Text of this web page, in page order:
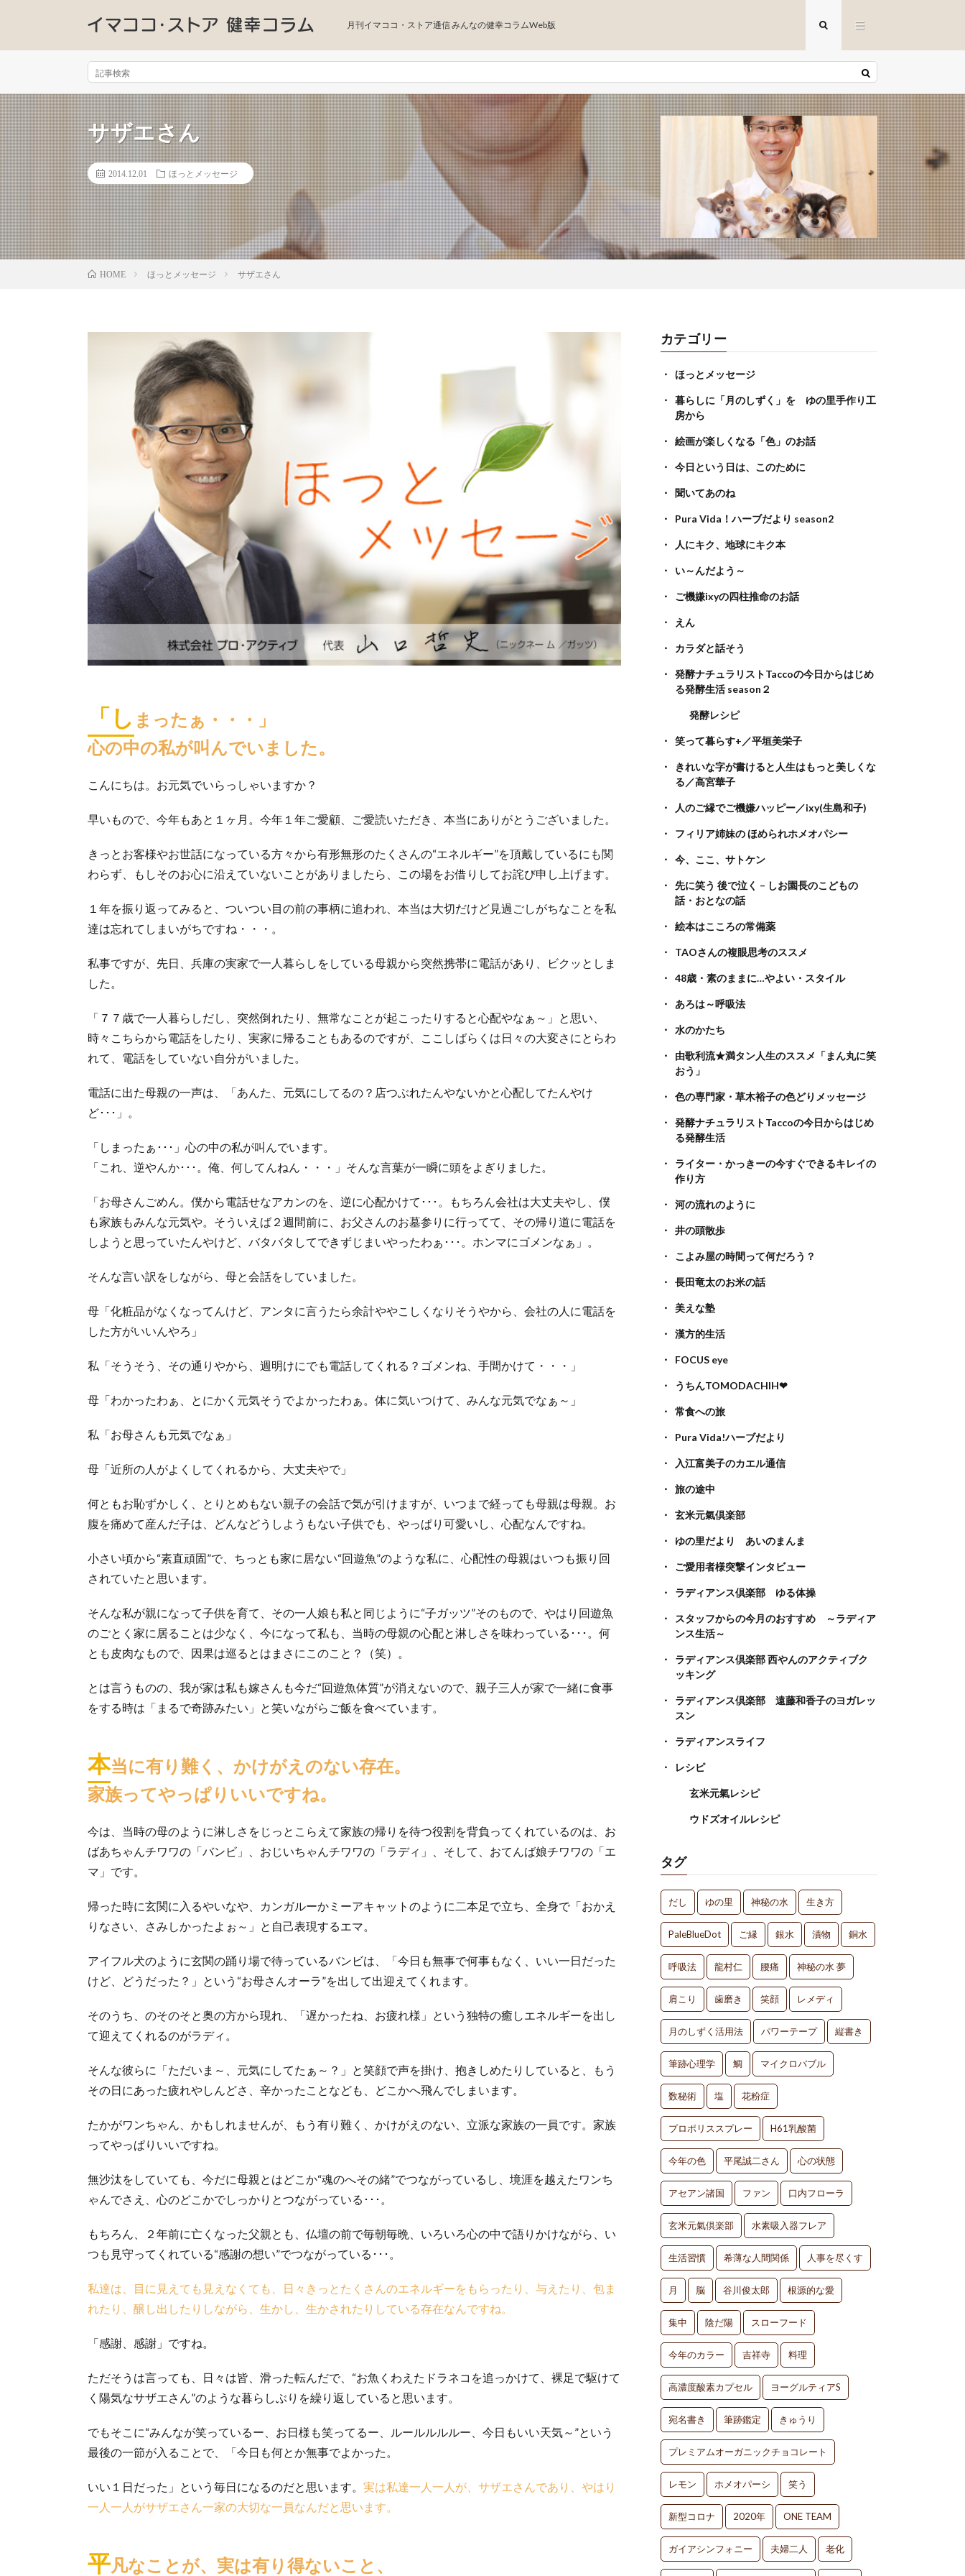
月刊イマココ・ストア通信 みんなの健幸コラムWeb版
サザエさん
2014.12.01 ほっとメッセージ
HOME ほっとメッセージ サザエさん
「し まったぁ・・・」
心の中の私が叫んでいました。
こんにちは。お元気でいらっしゃいますか？
早いもので、今年もあと１ヶ月。今年１年ご愛顧、ご愛読いただき、本当にありがとうございました。
きっとお客様やお世話になっている方々から有形無形のたくさんの“エネルギー”を頂戴しているにも関
わらず、もしそのお心に沿えていないことがありましたら、この場をお借りしてお詫び申し上げます。
１年を振り返ってみると、ついつい目の前の事柄に追われ、本当は大切だけど見過ごしがちなことを私
達は忘れてしまいがちですね・・・。
私事ですが、先日、兵庫の実家で一人暮らしをしている母親から突然携帯に電話があり、ビクッとしま
した。
「７７歳で一人暮らしだし、突然倒れたり、無常なことが起こったりすると心配やなぁ～」と思い、
時々こちらから電話をしたり、実家に帰ることもあるのですが、ここしばらくは日々の大変さにとらわ
れて、電話をしていない自分がいました。
電話に出た母親の一声は、「あんた、元気にしてるの？店つぶれたんやないかと心配してたんやけ
ど･･･」。
「しまったぁ･･･」心の中の私が叫んでいます。
「これ、逆やんか･･･。俺、何してんねん・・・」そんな言葉が一瞬に頭をよぎりました。
「お母さんごめん。僕から電話せなアカンのを、逆に心配かけて･･･。もちろん会社は大丈夫やし、僕
も家族もみんな元気や。そういえば２週間前に、お父さんのお墓参りに行ってて、その帰り道に電話を
しようと思っていたんやけど、バタバタしてできずじまいやったわぁ･･･。ホンマにゴメンなぁ」。
そんな言い訳をしながら、母と会話をしていました。
母「化粧品がなくなってんけど、アンタに言うたら余計ややこしくなりそうやから、会社の人に電話を
した方がいいんやろ」
私「そうそう、その通りやから、週明けにでも電話してくれる？ゴメンね、手間かけて・・・」
母「わかったわぁ、とにかく元気そうでよかったわぁ。体に気いつけて、みんな元気でなぁ～」
私「お母さんも元気でなぁ」
母「近所の人がよくしてくれるから、大丈夫やで」
何ともお恥ずかしく、とりとめもない親子の会話で気が引けますが、いつまで経っても母親は母親。お
腹を痛めて産んだ子は、どんなどうしようもない子供でも、やっぱり可愛いし、心配なんですね。
小さい頃から“素直頑固”で、ちっとも家に居ない“回遊魚”のような私に、心配性の母親はいつも振り回
されていたと思います。
そんな私が親になって子供を育て、その一人娘も私と同じように“子ガッツ”そのもので、やはり回遊魚
のごとく家に居ることは少なく、今になって私も、当時の母親の心配と淋しさを味わっている･･･。何
とも皮肉なもので、因果は巡るとはまさにこのこと？（笑）。
とは言うものの、我が家は私も嫁さんも今だ“回遊魚体質”が消えないので、親子三人が家で一緒に食事
をする時は「まるで奇跡みたい」と笑いながらご飯を食べています。
本当に有り難く、かけがえのない存在。
家族ってやっぱりいいですね。
今は、当時の母のように淋しさをじっとこらえて家族の帰りを待つ役割を背負ってくれているのは、お
ばあちゃんチワワの「バンビ」、おじいちゃんチワワの「ラディ」、そして、おてんば娘チワワの「エ
マ」です。
帰った時に玄関に入るやいなや、カンガルーかミーアキャットのように二本足で立ち、全身で「おかえ
りなさい、さみしかったよぉ～」と自己表現するエマ。
アイフル犬のように玄関の踊り場で待っているバンビは、「今日も無事で何事もなく、いい一日だった
けど、どうだった？」という“お母さんオーラ”を出して出迎えてくれます。
そのうち、のそのそと奥の方から現れ、「遅かったね、お疲れ様」という独特の癒しエネルギーを出し
て迎えてくれるのがラディ。
そんな彼らに「ただいま～、元気にしてたぁ～？」と笑顔で声を掛け、抱きしめたりしていると、もう
その日にあった疲れやしんどさ、辛かったことなども、どこかへ飛んでしまいます。
たかがワンちゃん、かもしれませんが、もう有り難く、かけがえのない、立派な家族の一員です。家族
ってやっぱりいいですね。
無沙汰をしていても、今だに母親とはどこか“魂のへその緒”でつながっているし、境涯を越えたワンち
ゃんでさえ、心のどこかでしっかりとつながっている･･･。
もちろん、２年前に亡くなった父親とも、仏壇の前で毎朝毎晩、いろいろ心の中で語りかけながら、い
つも見守ってくれている“感謝の想い”でつながっている･･･。
私達は、目に見えても見えなくても、日々きっとたくさんのエネルギーをもらったり、与えたり、包ま
れたり、醸し出したりしながら、生かし、生かされたりしている存在なんですね。
「感謝、感謝」ですね。
ただそうは言っても、日々は皆、滑った転んだで、“お魚くわえたドラネコを追っかけて、裸足で駆けて
く陽気なサザエさん”のような暮らしぶりを繰り返していると思います。
でもそこに“みんなが笑っているー、お日様も笑ってるー、ルールルルルー、今日もいい天気～”という
最後の一節が入ることで、「今日も何とか無事でよかった。
いい１日だった」という毎日になるのだと思います。 実は私達一人一人が、サザエさんであり、やはり
一人一人がサザエさん一家の大切な一員なんだと思います。
平凡なことが、実は有り得ないこと、
カテゴリー
ほっとメッセージ
暮らしに「月のしずく」を ゆの里手作り工
房から
絵画が楽しくなる「色」のお話
今日という日は、このために
聞いてあのね
Pura Vida！ハーブだより season2
人にキク、地球にキク本
い～んだよう～
ご機嫌ixyの四柱推命のお話
えん
カラダと話そう
発酵ナチュラリストTaccoの今日からはじめ
る発酵生活 season２
発酵レシピ
笑って暮らす+／平垣美栄子
きれいな字が書けると人生はもっと美しくな
る／高宮華子
人のご縁でご機嫌ハッピー／ixy(生島和子)
フィリア姉妹の ほめられホメオパシー
今、ここ、サトケン
先に笑う 後で泣く – しお園長のこどもの
話・おとなの話
絵本はこころの常備薬
TAOさんの複眼思考のススメ
48歳・素のままに…やよい・スタイル
あろは～呼吸法
水のかたち
由歌利流★満タン人生のススメ「まん丸に笑
おう」
色の専門家・草木裕子の色どりメッセージ
発酵ナチュラリストTaccoの今日からはじめ
る発酵生活
ライター・かっきーの今すぐできるキレイの
作り方
河の流れのように
井の頭散歩
こよみ屋の時間って何だろう？
長田竜太のお米の話
美えな塾
漢方的生活
FOCUS eye
うちんTOMODACHIH❤
常食への旅
Pura Vida!ハーブだより
入江富美子のカエル通信
旅の途中
玄米元氣倶楽部
ゆの里だより あいのまんま
ご愛用者様突撃インタビュー
ラディアンス倶楽部 ゆる体操
スタッフからの今月のおすすめ ～ラディア
ンス生活～
ラディアンス倶楽部 西やんのアクティブク
ッキング
ラディアンス倶楽部 遠藤和香子のヨガレッ
スン
ラディアンスライフ
レシピ
玄米元氣レシピ
ウドズオイルレシピ
タグ
だし ゆの里 神秘の水 生き方
PaleBlueDot ご縁 銀水 漬物 銅水
呼吸法 龍村仁 腰痛 神秘の水 夢
肩こり 歯磨き 笑顔 レメディ
月のしずく活用法 パワーテープ 縦書き
筆跡心理学 鯛 マイクロバブル
数秘術 塩 花粉症
プロポリススプレー H61乳酸菌
今年の色 平尾誠二さん 心の状態
アセアン諸国 ファン 口内フローラ
玄米元氣倶楽部 水素吸入器フレア
生活習慣 希薄な人間関係 人事を尽くす
月 脳 谷川俊太郎 根源的な愛
集中 陰だ陽 スローフード
今年のカラー 吉祥寺 料理
高濃度酸素カプセル ヨーグルティアS
宛名書き 筆跡鑑定 きゅうり
プレミアムオーガニックチョコレート
レモン ホメオパーシ 笑う
新型コロナ 2020年 ONE TEAM
ガイアシンフォニー 夫婦二人 老化